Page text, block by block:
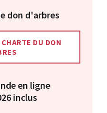
don d'arbres
DU DON
en ligne
inclus